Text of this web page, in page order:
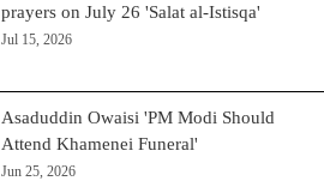
prayers on July 26 'Salat al-Istisqa'
Jul 15, 2026
Asaduddin Owaisi 'PM Modi Should
Attend Khamenei Funeral'
Jun 25, 2026